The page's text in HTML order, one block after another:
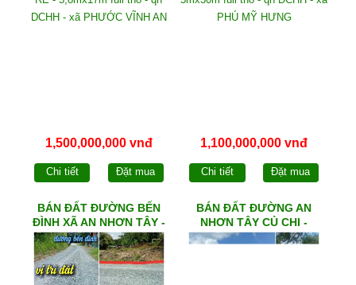
1,500,000,000 vnđ
Chi tiết Đặt mua
1,100,000,000 vnđ
Chi tiết Đặt mua
BÁN ĐẤT ĐƯỜNG BẾN
ĐÌNH XÃ AN NHƠN TÂY -
475m² ngang 19,5m - qh
DCKHSX
BÁN ĐẤT ĐƯỜNG AN
NHƠN TÂY CỦ CHI -
8mx28m full thổ